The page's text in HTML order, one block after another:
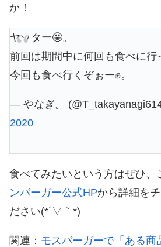
か！
ヤッター🤩。
前回は期間中に何回も食べに行
今回も食べ行くぞぉー✊。
— やなぎ。
2020
食べてみたいという方はぜひ、
ンバーガー公式HPから詳細を
ださい(*´▽｀*)
関連： モスバーガーで「ある